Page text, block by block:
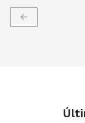
estudantes inúmeras
Pressupõe também